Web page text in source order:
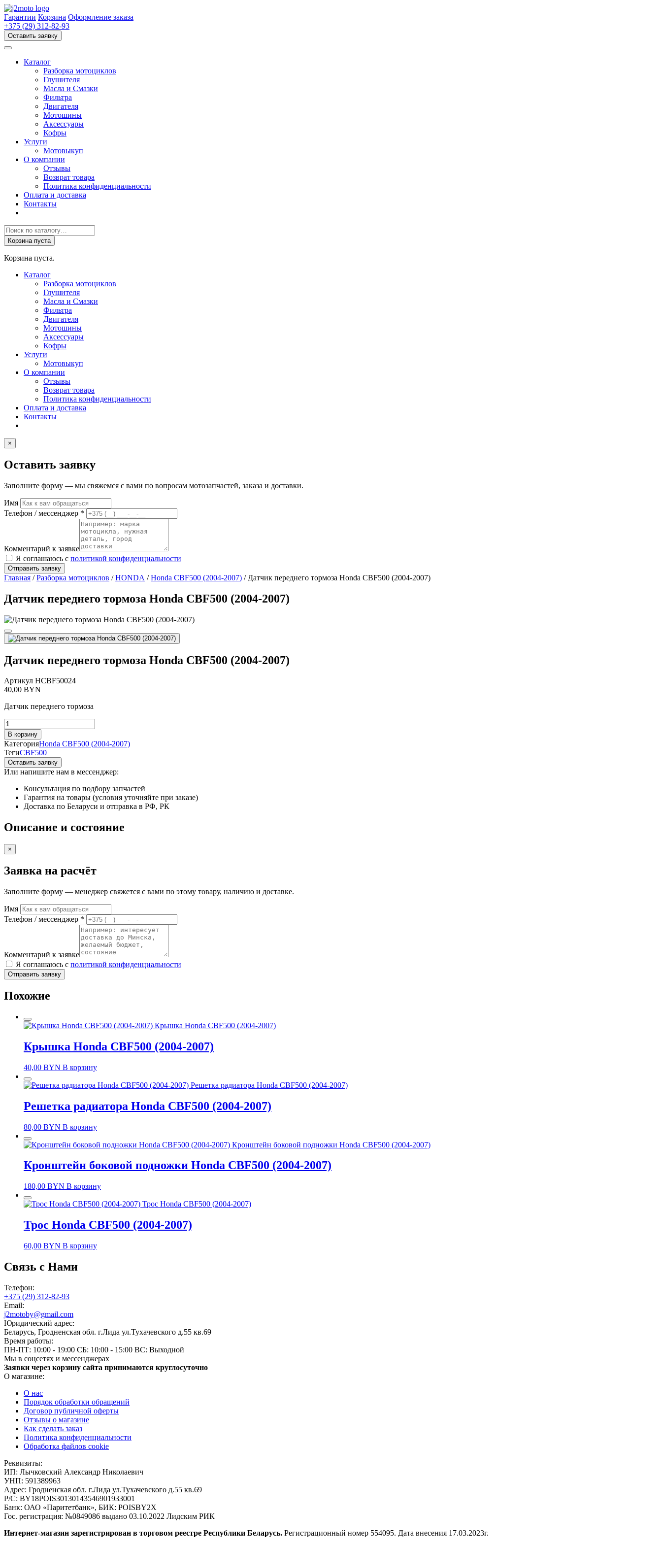
Перейти
к
содержимому
Гарантии Корзина Оформление заказа
+375 (29) 312-82-93
Оставить заявку
Каталог
Разборка мотоциклов
Глушителя
Масла и Смазки
Фильтра
Двигателя
Мотошины
Аксессуары
Кофры
Услуги
Мотовыкуп
О компании
Отзывы
Возврат товара
Политика конфиденциальности
Оплата и доставка
Контакты
Поиск
товаров
Корзина пуста
Корзина пуста.
Каталог
Разборка мотоциклов
Глушителя
Масла и Смазки
Фильтра
Двигателя
Мотошины
Аксессуары
Кофры
Услуги
Мотовыкуп
О компании
Отзывы
Возврат товара
Политика конфиденциальности
Оплата и доставка
Контакты
×
Оставить заявку
Заполните форму — мы свяжемся с вами по вопросам мотозапчастей, заказа и доставки.
Имя
Телефон / мессенджер *
Комментарий к заявке
Я соглашаюсь с политикой конфиденциальности
Отправить заявку
Главная /Разборка мотоциклов /HONDA /Honda CBF500 (2004-2007) / Датчик переднего тормоза Honda CBF500 (2004-2007)
Датчик переднего тормоза Honda CBF500 (2004-2007)
Датчик переднего тормоза Honda CBF500 (2004-2007)
Артикул HCBF50024
40,00 BYN
Датчик переднего тормоза
Количество
товара
Датчик
переднего
тормоза
Honda
CBF500
(2004-
В корзину
КатегорияHonda CBF500 (2004-2007)
ТегиCBF500
Оставить заявку
Или напишите нам в мессенджер:
Консультация по подбору запчастей
Гарантия на товары (условия уточняйте при заказе)
Доставка по Беларуси и отправка в РФ, РК
Описание и состояние
×
Заявка на расчёт
Заполните форму — менеджер свяжется с вами по этому товару, наличию и доставке.
Имя
Телефон / мессенджер *
Комментарий к заявке
Я соглашаюсь с политикой конфиденциальности
Отправить заявку
Похожие
Крышка Honda CBF500 (2004-2007)
Крышка Honda CBF500 (2004-2007)
40,00 BYN В корзину
Решетка радиатора Honda CBF500 (2004-2007)
Решетка радиатора Honda CBF500 (2004-2007)
80,00 BYN В корзину
Кронштейн боковой подножки Honda CBF500 (2004-2007)
Кронштейн боковой подножки Honda CBF500 (2004-2007)
180,00 BYN В корзину
Трос Honda CBF500 (2004-2007)
Трос Honda CBF500 (2004-2007)
60,00 BYN В корзину
Связь с Нами
Телефон:
+375 (29) 312-82-93
Email:
j2motoby@gmail.com
Юридический адрес:
Беларусь, Гродненская обл. г.Лида ул.Тухачевского д.55 кв.69
Время работы:
ПН-ПТ: 10:00 - 19:00 СБ: 10:00 - 15:00 ВС: Выходной
Мы в соцсетях и мессенджерах
Заявки через корзину сайта принимаются круглосуточно
О магазине:
О нас
Порядок обработки обращений
Договор публичной оферты
Отзывы о магазине
Как сделать заказ
Политика конфиденциальности
Обработка файлов cookie
Реквизиты:
ИП: Лычковский Александр Николаевич
УНП: 591389963
Адрес: Гродненская обл. г.Лида ул.Тухачевского д.55 кв.69
Р/С: BY18POIS30130143546901933001
Банк: ОАО «Паритетбанк», БИК: POISBY2X
Гос. регистрация: №0849086 выдано 03.10.2022 Лидским РИК
Интернет-магазин зарегистрирован в торговом реестре Республики Беларусь. Регистрационный номер 554095. Дата внесения 17.03.2023г.